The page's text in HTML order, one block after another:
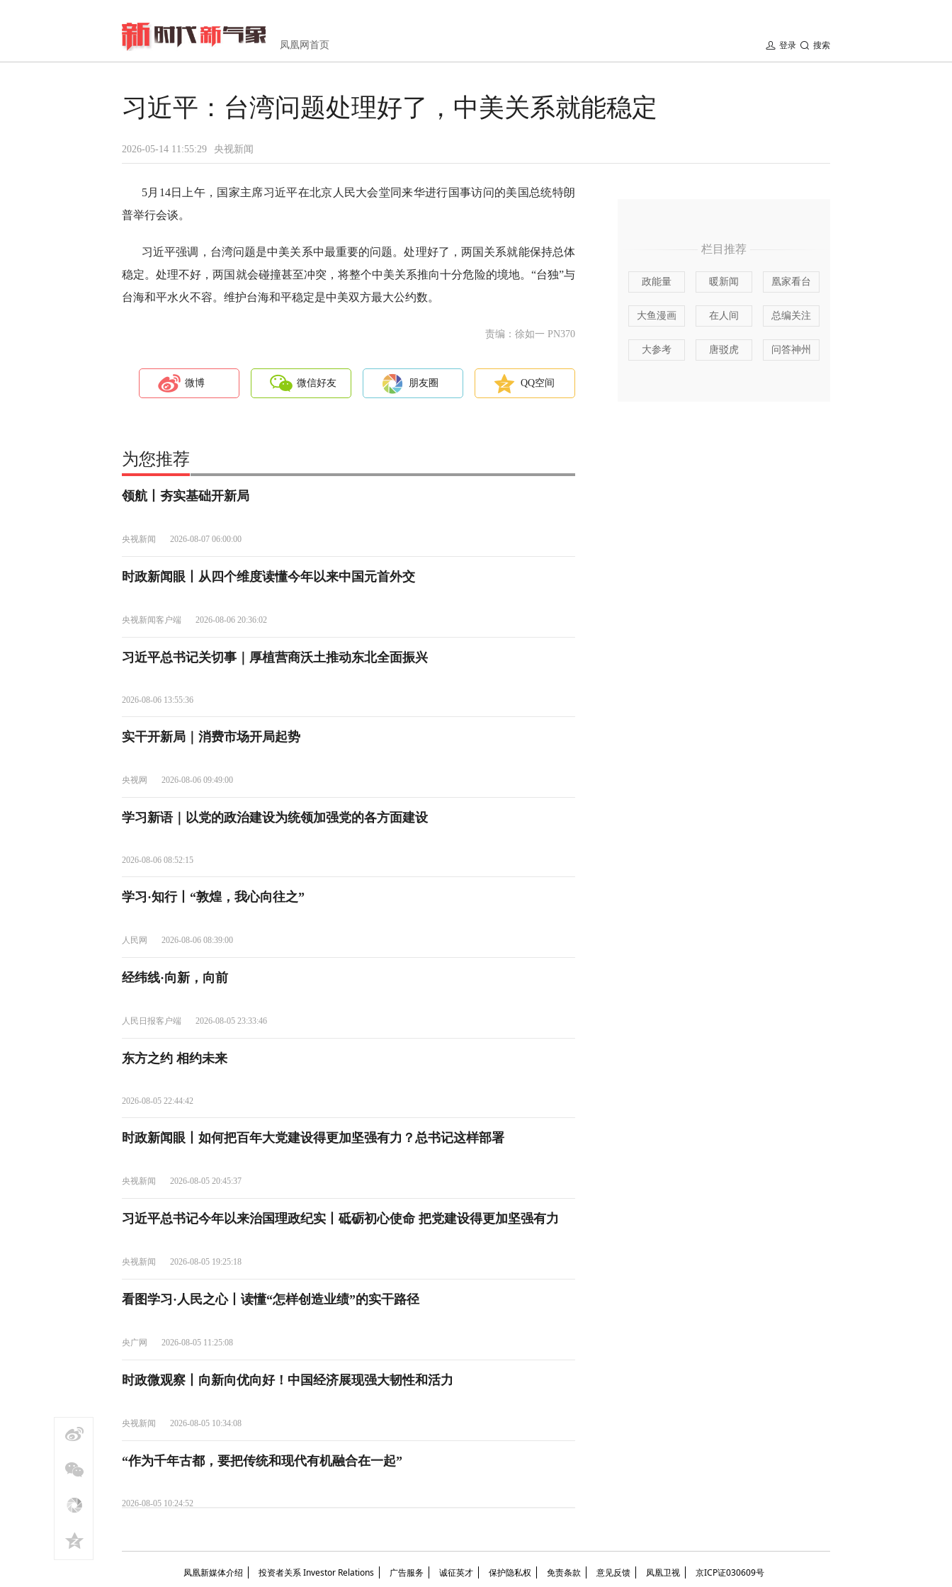
凤凰网首页 搜索
登录
习近平：台湾问题处理好了，中美关系就能稳定
2026-05-14 11:55:29 央视新闻
5月14日上午，国家主席习近平在北京人民大会堂同来华进行国事访问的美国总统特朗
普举行会谈。
习近平强调，台湾问题是中美关系中最重要的问题。处理好了，两国关系就能保持总体
稳定。处理不好，两国就会碰撞甚至冲突，将整个中美关系推向十分危险的境地。“台独”与
台海和平水火不容。维护台海和平稳定是中美双方最大公约数。
责编：徐如一 PN370
微博 微信好友 朋友圈 QQ空间
为您推荐
领航丨夯实基础开新局
央视新闻 2026-08-07 06:00:00
时政新闻眼丨从四个维度读懂今年以来中国元首外交
央视新闻客户端 2026-08-06 20:36:02
习近平总书记关切事｜厚植营商沃土推动东北全面振兴
2026-08-06 13:55:36
实干开新局｜消费市场开局起势
央视网 2026-08-06 09:49:00
学习新语｜以党的政治建设为统领加强党的各方面建设
2026-08-06 08:52:15
学习·知行丨“敦煌，我心向往之”
人民网 2026-08-06 08:39:00
经纬线·向新，向前
人民日报客户端 2026-08-05 23:33:46
东方之约 相约未来
2026-08-05 22:44:42
时政新闻眼丨如何把百年大党建设得更加坚强有力？总书记这样部署
央视新闻 2026-08-05 20:45:37
习近平总书记今年以来治国理政纪实丨砥砺初心使命 把党建设得更加坚强有力
央视新闻 2026-08-05 19:25:18
看图学习·人民之心丨读懂“怎样创造业绩”的实干路径
央广网 2026-08-05 11:25:08
时政微观察丨向新向优向好！中国经济展现强大韧性和活力
央视新闻 2026-08-05 10:34:08
“作为千年古都，要把传统和现代有机融合在一起”
2026-08-05 10:24:52
栏目推荐
政能量 暖新闻 凰家看台
大鱼漫画 在人间 总编关注
大参考 唐驳虎 问答神州
凤凰新媒体介绍 投资者关系 Investor Relations 广告服务 诚征英才 保护隐私权 免责条款 意见反馈 凤凰卫视 京ICP证030609号